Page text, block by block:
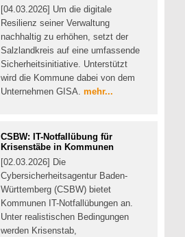
[04.03.2026] Um die digitale
Resilienz seiner Verwaltung
nachhaltig zu erhöhen, setzt der
Salzlandkreis auf eine umfassende
Sicherheitsinitiative. Unterstützt
wird die Kommune dabei von dem
Unternehmen GISA. mehr...
CSBW: IT-Notfallübung für
Krisenstäbe in Kommunen
[02.03.2026] Die
Cybersicherheitsagentur Baden-
Württemberg (CSBW) bietet
Kommunen IT-Notfallübungen an.
Unter realistischen Bedingungen
werden Krisenstab,